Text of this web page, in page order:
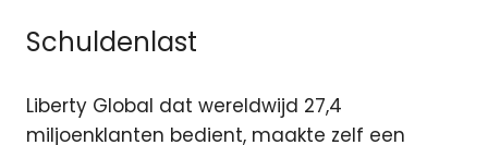
Schuldenlast
Liberty Global dat wereldwijd 27,4
miljoenklanten bedient, maakte zelf een